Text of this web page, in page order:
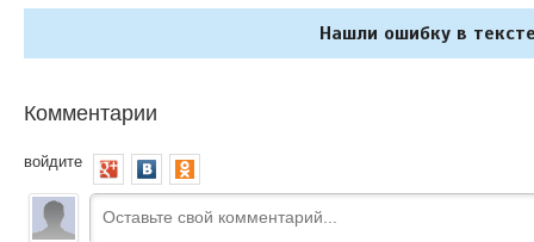
Нашли ошибку в
Комментарии
войдите